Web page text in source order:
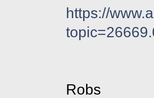
https://
Robs